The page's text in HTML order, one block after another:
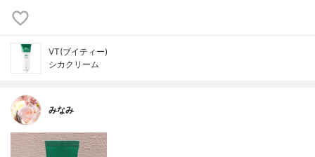
VT(ブイティー)
シカクリーム
みなみ